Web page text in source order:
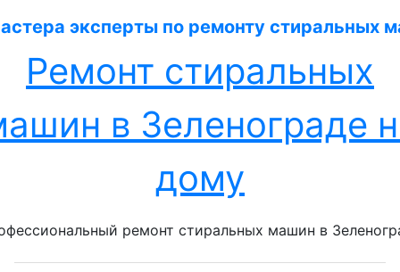
к
Ремонт стиральных
в Зеленограде
дому
ремонт стиральных машин в